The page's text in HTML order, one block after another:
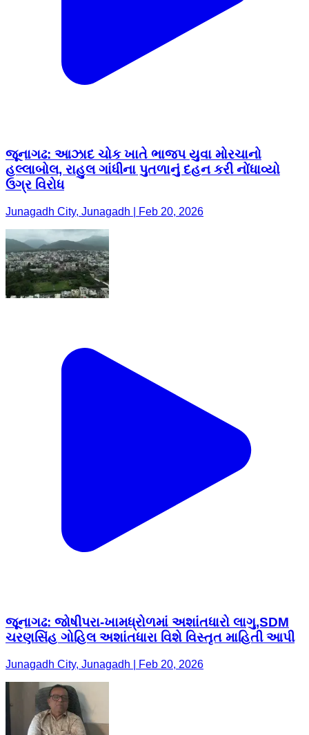
જૂનાગઢ: આઝાદ ચોક ખાતે ભાજપ યુવા મોરચાનો
હલ્લાબોલ, રાહુલ ગાંધીના પુતળાનું દહન કરી નોંધાવ્યો
ઉગ્ર વિરોધ
Junagadh City, Junagadh | Feb 20, 2026
જૂનાગઢ: જોષીપરા-ખામધ્રોળમાં અશાંતધારો લાગુ,SDM
ચરણસિંહ ગોહિલ અશાંતધારા વિશે વિસ્તૃત માહિતી આપી
Junagadh City, Junagadh | Feb 20, 2026